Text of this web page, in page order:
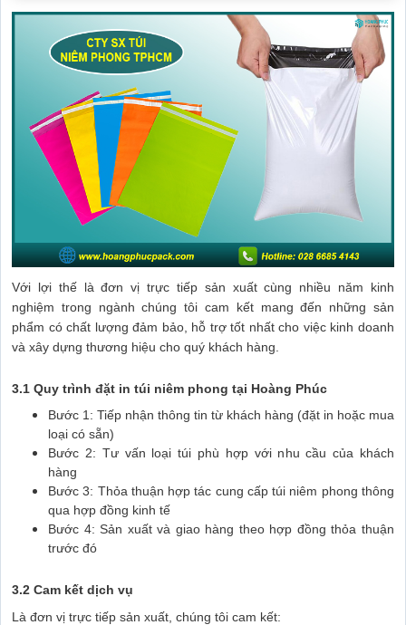
Với lợi thế là đơn vị trực tiếp sản xuất cùng nhiều năm kinh
nghiệm trong ngành chúng tôi cam kết mang đến những sản
phẩm có chất lượng đảm bảo, hỗ trợ tốt nhất cho việc kinh doanh
và xây dựng thương hiệu cho quý khách hàng.
3.1 Quy trình đặt in túi niêm phong tại Hoàng Phúc
Bước 1: Tiếp nhận thông tin từ khách hàng (đặt in hoặc mua
loại có sẵn)
Bước 2: Tư vấn loại túi phù hợp với nhu cầu của khách
hàng
Bước 3: Thỏa thuận hợp tác cung cấp túi niêm phong thông
qua hợp đồng kinh tế
Bước 4: Sản xuất và giao hàng theo hợp đồng thỏa thuận
trước đó
3.2 Cam kết dịch vụ
Là đơn vị trực tiếp sản xuất, chúng tôi cam kết: